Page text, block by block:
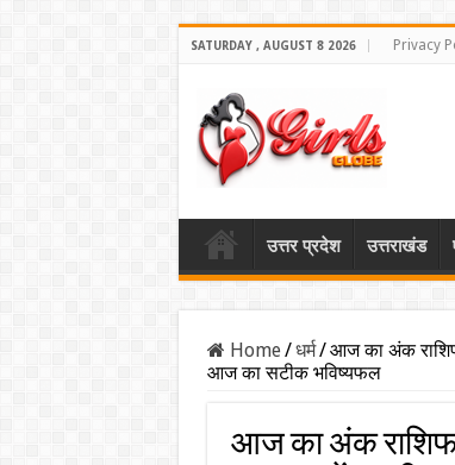
SATURDAY , AUGUST 8 2026 Privacy
उत्तर प्रदेश उत्तराखंड
Home/धर्म/आज का अंक
आज का सटीक भविष्यफल
आज का अंक